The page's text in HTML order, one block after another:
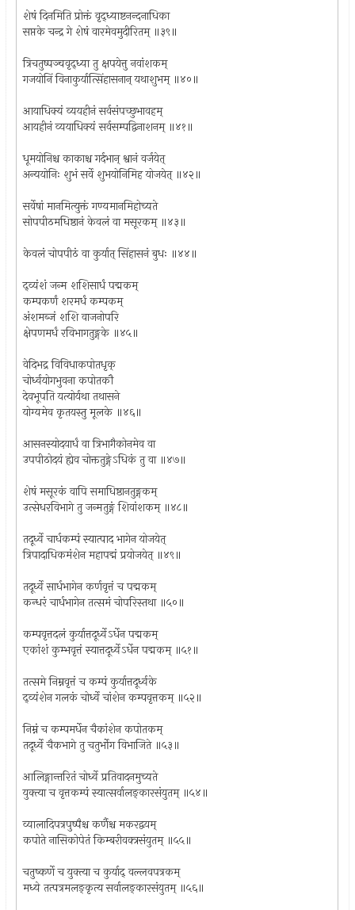
शेषं दिनमिति प्रोक्तं वृद्ध्याष्टनन्दनाधिका
सप्तके चन्द्र गे शेषं वारमेवमुदीरितम् ॥३९॥
त्रिचतुष्पञ्चवृद्ध्या तु क्षपयेत्तु नवांशकम्
गजयोनिं विनाकुर्यात्सिंहासनान् यथाशुभम् ॥४०॥
आयाधिक्यं व्ययहीनं सर्वसंपच्छुभावहम्
आयहीनं व्ययाधिक्यं सर्वसम्पद्विनाशनम् ॥४१॥
धूमयोनिश्च काकाश्च गर्दभान् श्वानं वर्जयेत्
अन्ययोनिः शुभं सर्वे शुभयोनिमिह योजयेत् ॥४२॥
सर्वेषां मानमित्युक्तं गण्यमानमिहोच्यते
सोपपीठमधिष्ठानं केवलं वा मसूरकम् ॥४३॥
केवलं चोपपीठं वा कुर्यात् सिंहासनं बुधः ॥४४॥
द्व्यंशं जन्म शशिसार्धं पद्मकम्
कम्पकर्णं शरमर्धं कम्पकम्
अंशमब्जं शशि वाजनोपरि
क्षेपणमर्धं रविभागतुङ्गके ॥४५॥
वेदिभद्र विविधाकपोतधृक्
चोर्ध्वयोगभुवना कपोतकौ
देवभूपति यत्योर्यथा तथासने
योग्यमेव कृतयस्तु मूलके ॥४६॥
आसनस्योदयार्धं वा त्रिभागैकोनमेव वा
उपपीठोदयं ह्येव चोक्ततुङ्गेऽधिकं तु वा ॥४७॥
शेषं मसूरकं वापि समाधिष्ठानतुङ्गकम्
उत्सेधरविभागे तु जन्मतुङ्गं शिवांशकम् ॥४८॥
तदूर्ध्वे चार्धकम्पं स्यात्पाद भागेन योजयेत्
त्रिपादाधिकमंशेन महापद्मं प्रयोजयेत् ॥४९॥
तदूर्ध्वे सार्धभागेन कर्णवृत्तं च पद्मकम्
कन्धरं चार्धभागेन तत्समं चोपरिस्तथा ॥५०॥
कम्पवृत्तदलं कुर्यात्तदूर्ध्वेऽर्धेन पद्मकम्
एकांशं कुम्भवृत्तं स्यात्तदूर्ध्वेऽर्धेन पद्मकम् ॥५१॥
तत्समे निम्नवृत्तं च कम्पं कुर्यात्तदूर्ध्वके
द्व्यंशेन गलकं चोर्ध्वे चांशेन कम्पवृत्तकम् ॥५२॥
निम्नं च कम्पमर्धेन चैकांशेन कपोतकम्
तदूर्ध्वे चैकभागे तु चतुर्भोग विभाजिते ॥५३॥
आलिङ्गान्तरितं चोर्ध्वे प्रतिवादनमुच्यते
युक्त्या च वृत्तकम्पं स्यात्सर्वालङ्कारसंयुतम् ॥५४॥
व्यालादिपत्रपुष्पैश्च कर्णैश्च मकरद्वयम्
कपोते नासिकोपेतं किम्बरीवक्त्रसंयुतम् ॥५५॥
चतुष्कर्णे च युक्त्या च कुर्याद् वल्लवपत्रकम्
मध्ये तत्पत्रमलङ्कृत्य सर्वालङ्कारसंयुतम् ॥५६॥